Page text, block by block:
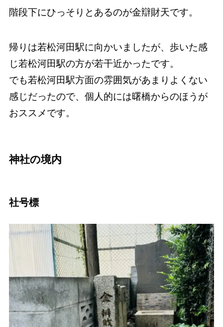
階段下にひっそりとあるのが金辯財天です。
帰りは若松河田駅に向かいましたが、歩いた感
じ若松河田駅の方が若干近かったです。
でも若松河田駅方面の雰囲気があまりよくない
感じだったので、個人的には曙橋からのほうが
おススメです。
神社の境内
社号標